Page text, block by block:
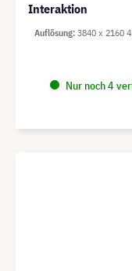
Interaktion
Nur noch 4
Auflösung 3840 x 2160